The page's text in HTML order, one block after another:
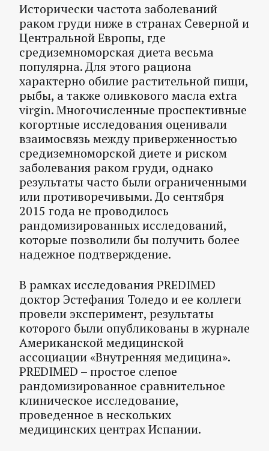
Исторически частота заболеваний
раком груди ниже в странах Северной и
Центральной Европы, где
средиземноморская диета весьма
популярна. Для этого рациона
характерно обилие растительной пищи,
рыбы, а также оливкового масла extra
virgin. Многочисленные проспективные
когортные исследования оценивали
взаимосвязь между приверженностью
средиземноморской диете и риском
заболевания раком груди, однако
результаты часто были ограниченными
или противоречивыми. До сентября
2015 года не проводилось
рандомизированных исследований,
которые позволили бы получить более
надежное подтверждение.
В рамках исследования PREDIMED
доктор Эстефания Толедо и ее коллеги
провели эксперимент, результаты
которого были опубликованы в журнале
Американской медицинской
ассоциации «Внутренняя медицина».
PREDIMED – простое слепое
рандомизированное сравнительное
клиническое исследование,
проведенное в нескольких
медицинских центрах Испании.